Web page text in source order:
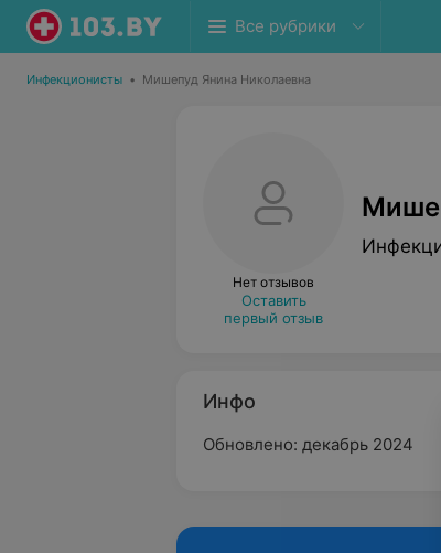
Все рубрики
Инфекционисты • Мишепуд Янина Николаевна
Нет отзывов
Оставить
первый отзыв
Инфо
Обновлено: декабрь 2024